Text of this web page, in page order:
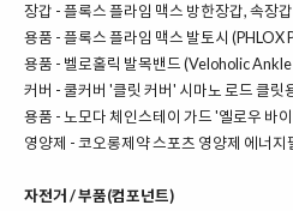
장갑 -플록스 플라임 맥스 방한장갑, 속장
용품 -플록스 플라임 맥스 발토시
용품 - 벨로홀릭 발목밴드 (Veloholic
커버 -쿨커버 '클릿 커버' 시마노 로드 클
용품 - 노모다 체인스테이 가드 '옐로우
영양제 -코오롱제약 스포츠 영양제 에너
자전거 / 부품(컴포넌트)